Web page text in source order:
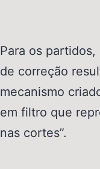
Para os
de correção
mecanismo
em filtro que
nas cortes”.